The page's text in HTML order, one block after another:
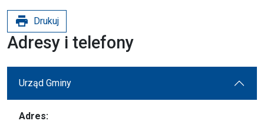
print Drukuj
Adresy i telefony
Urząd Gminy
Adres: